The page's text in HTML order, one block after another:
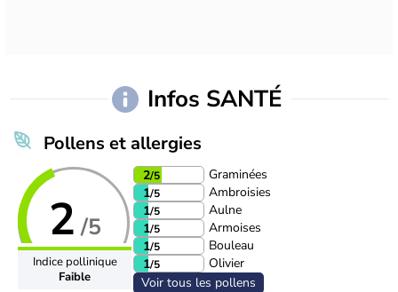
Infos SANTÉ
Pollens et allergies
2 /5
Indice pollinique
Faible
2/5
Graminées
1/5
Ambroisies
1/5
Aulne
1/5
Armoises
1/5
Bouleau
1/5
Olivier
Voir tous les pollens